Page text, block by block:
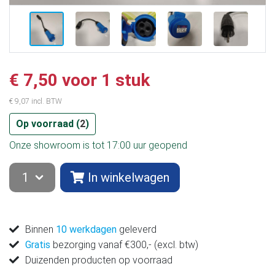
€ 7,50 voor 1 stuk
€ 9,07 incl. BTW
Op voorraad (2)
Onze showroom is tot 17:00 uur geopend
In winkelwagen
Binnen 10 werkdagen geleverd
Gratis bezorging vanaf €300,- (excl. btw)
Duizenden producten op voorraad